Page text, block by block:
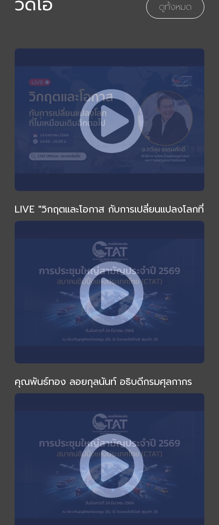
ดูทั้งหมด
LIVE "วิกฤตและโอกาส กับการเปลี่ยนแปลงโลกที่
ไม่เหมือนเดิม" โดย อ.ทวีสุข ธรรมศักดิ์
คุณพันธ์ทอง ลอยกุลนันท์ อธิบดีกรมศุลกากร
ร่วมงานและกล่าวปาฐกถาพิเศษในการประชุมใหญ่